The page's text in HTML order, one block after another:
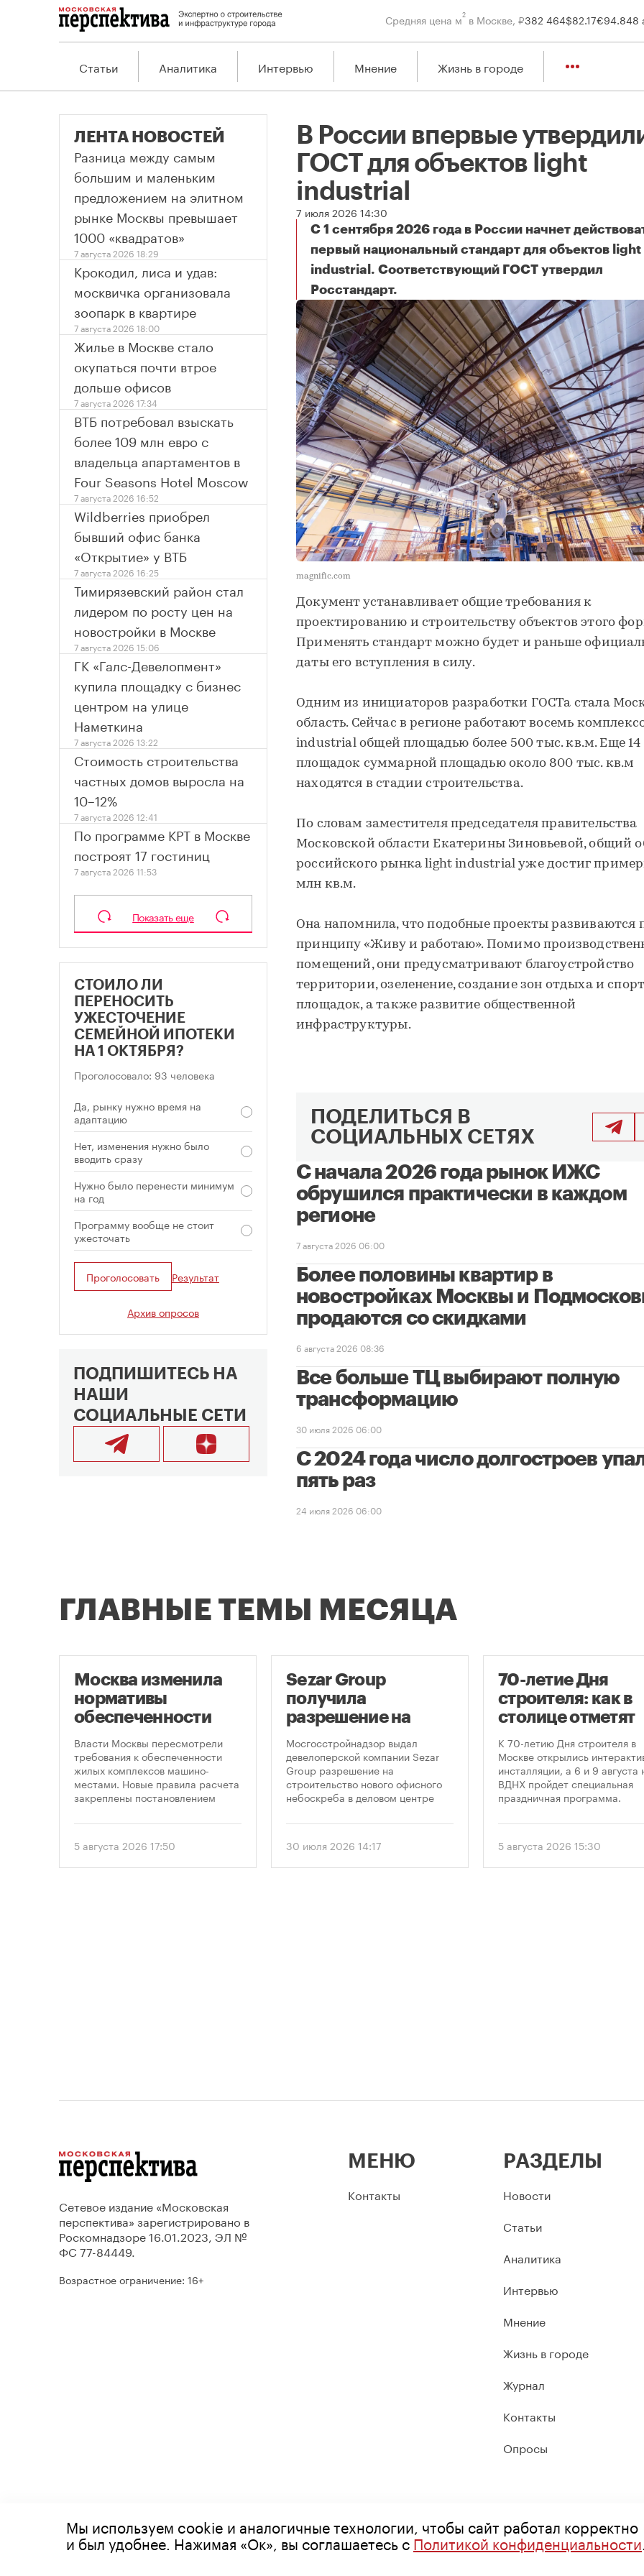
Средняя цена м2 в Москве, ₽382 464$82.17€94.848
Статьи Аналитика Интервью Мнение Жизнь в городе
В России впервые
ГОСТ для объектов light
industrial
7 июля 2026 14:30
С 1 сентября 2026 года в России начнет
первый национальный стандарт для объектов light
industrial. Соответствующий ГОСТ утвердил
Росстандарт.
В России впервые утвердили ГОСТ для объектов light industrial
magnific.com
Документ устанавливает общие требования к
проектированию и строительству объектов этого
Применять стандарт можно будет и раньше
даты его вступления в силу.
Одним из инициаторов разработки ГОСТа стала
область. Сейчас в регионе работают восемь
industrial общей площадью более 500 тыс. кв.м. Еще 14
площадок суммарной площадью около 800 тыс. кв.м
находятся в стадии строительства.
По словам заместителя председателя правительства
Московской области Екатерины Зиновьевой, общий
российского рынка light industrial уже достиг
млн кв.м.
Она напомнила, что подобные проекты развиваются
принципу «Живу и работаю». Помимо
помещений, они предусматривают благоустройство
территории, озеленение, создание зон отдыха и
площадок, а также развитие общественной
инфраструктуры.
ПОДЕЛИТЬСЯ В
СОЦИАЛЬНЫХ СЕТЯХ
С начала 2026 года рынок ИЖС
обрушился практически в каждом
регионе
7 августа 2026 06:00
Более половины квартир в
новостройках Москвы и
продаются со скидками
6 августа 2026 08:36
Все больше ТЦ выбирают полную
трансформацию
30 июля 2026 06:00
С 2024 года число долгостроев
пять раз
24 июля 2026 06:00
ЛЕНТА НОВОСТЕЙ
Разница между самым
большим и маленьким
предложением на элитном
рынке Москвы превышает
1000 «квадратов»
7 августа 2026 18:29
Крокодил, лиса и удав:
москвичка организовала
зоопарк в квартире
7 августа 2026 18:00
Жилье в Москве стало
окупаться почти втрое
дольше офисов
7 августа 2026 17:34
ВТБ потребовал взыскать
более 109 млн евро с
владельца апартаментов в
Four Seasons Hotel Moscow
7 августа 2026 16:52
Wildberries приобрел
бывший офис банка
«Открытие» у ВТБ
7 августа 2026 16:25
Тимирязевский район стал
лидером по росту цен на
новостройки в Москве
7 августа 2026 15:06
ГК «Галс-Девелопмент»
купила площадку с бизнес
центром на улице
Наметкина
7 августа 2026 13:22
Стоимость строительства
частных домов выросла на
10–12%
7 августа 2026 12:41
По программе КРТ в Москве
построят 17 гостиниц
7 августа 2026 11:53
Показать еще
СТОИЛО ЛИ
ПЕРЕНОСИТЬ
УЖЕСТОЧЕНИЕ
СЕМЕЙНОЙ ИПОТЕКИ
НА 1 ОКТЯБРЯ?
Проголосовало: 93 человека
Да, рынку нужно время на
адаптацию
Нет, изменения нужно было
вводить сразу
Нужно было перенести минимум
на год
Программу вообще не стоит
ужесточать
Проголосовать Результат
Архив опросов
ПОДПИШИТЕСЬ НА
НАШИ
СОЦИАЛЬНЫЕ СЕТИ
ГЛАВНЫЕ ТЕМЫ МЕСЯЦА
Москва изменила
нормативы
обеспеченности
парковками
Власти Москвы пересмотрели
требования к обеспеченности
жилых комплексов машино-
местами. Новые правила расчета
закреплены постановлением
от 5 августа 2026 года. Документ
подход к определению
необходимого количества
5 августа 2026 17:50
Sezar Group
получила
разрешение на
строительство
небоскреба в
«Москва-Сити»
Мосгосстройнадзор выдал
девелоперской компании Sezar
Group разрешение на
строительство нового офисного
небоскреба в деловом центре
предусматривает возведение 52-
метров.
30 июля 2026 14:17
70-летие Дня
строителя: как в
столице отметят
праздника
К 70-летию Дня строителя в
Москве открылись
инсталляции, а 6 и 9 августа
ВДНХ пройдет специальная
праздничная программа.
5 августа 2026 15:30
Сетевое издание «Московская
перспектива» зарегистрировано в
Роскомнадзоре 16.01.2023, ЭЛ №
ФС 77-84449.
Возрастное ограничение: 16+
МЕНЮ
Контакты
РАЗДЕЛЫ
Новости
Статьи
Аналитика
Интервью
Мнение
Жизнь в городе
Журнал
Контакты
Опросы
© 2026 Все права защищены
Мы используем cookie и аналогичные технологии, чтобы сайт работал корректно
и был удобнее. Нажимая «Ок», вы соглашаетесь сПолитикой конфиденциальности